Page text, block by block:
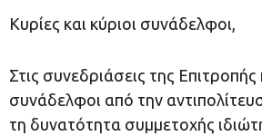
Κυρίες και κύριοι συνάδελφοι,
Στις συνεδριάσεις της Επιτροπής
συνάδελφοι από την
τη δυνατότητα συμμετοχής